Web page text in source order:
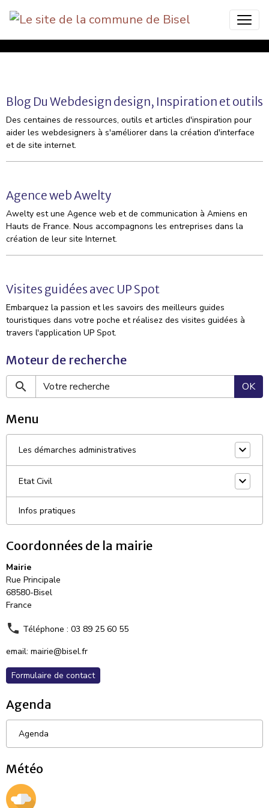
Blog Du Webdesign design, Inspiration et outils
Des centaines de ressources, outils et articles d'inspiration pour
aider les webdesigners à s'améliorer dans la création d'interface
et de site internet.
Agence web Awelty
Awelty est une Agence web et de communication à Amiens en
Hauts de France. Nous accompagnons les entreprises dans la
création de leur site Internet.
Visites guidées avec UP Spot
Embarquez la passion et les savoirs des meilleurs guides
touristiques dans votre poche et réalisez des visites guidées à
travers l'application UP Spot.
Moteur de recherche
OK
Menu
Les démarches administratives
Etat Civil
Infos pratiques
Coordonnées de la mairie
Mairie
Rue Principale
68580-Bisel
France
Téléphone : 03 89 25 60 55
email: mairie@bisel.fr
Formulaire de contact
Agenda
Agenda
Météo